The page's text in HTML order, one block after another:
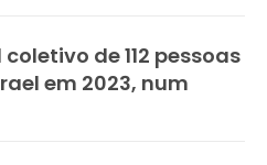
de 112 pessoas
em 2023, num